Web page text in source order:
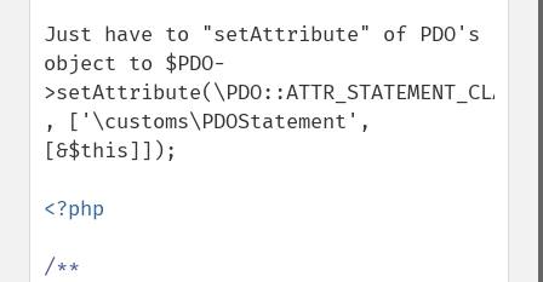
Just have to "setAttribute" of PDO's
object to $PDO-
>setAttribute(\PDO::ATTR_STATEMENT_CLASS
, ['\customs\PDOStatement',
[&$this]]);
<?php
/**